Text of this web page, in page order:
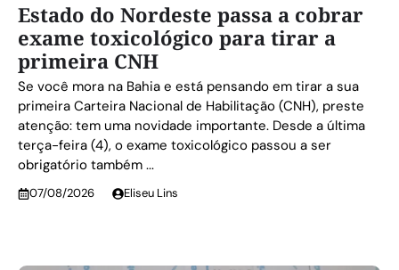
Estado do Nordeste passa a cobrar
exame toxicológico para tirar a
primeira CNH
Se você mora na Bahia e está pensando em tirar a sua
primeira Carteira Nacional de Habilitação (CNH), preste
atenção: tem uma novidade importante. Desde a última
terça-feira (4), o exame toxicológico passou a ser
obrigatório também ...
07/08/2026 Eliseu Lins